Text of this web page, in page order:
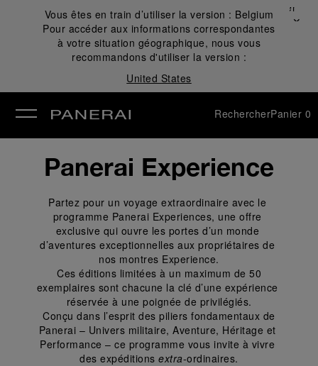
Vous êtes en train d’utiliser la version : Belgium
Pour accéder aux informations correspondantes
à votre situation géographique, nous vous
recommandons d'utiliser la version :
United States
Fermer
✕
RechercherPanier 0
Panerai Experience
Partez pour un voyage extraordinaire avec le
programme Panerai Experiences, une offre
exclusive qui ouvre les portes d’un monde
d’aventures exceptionnelles aux propriétaires de
nos montres Experience.
exemplaires sont chacune la clé d’une expérience
réservée à une poignée de privilégiés.
Conçu dans l’esprit des piliers fondamentaux de
Panerai – Univers militaire, Aventure, Héritage et
Performance – ce programme vous invite à vivre
des expéditions extra-ordinaires.